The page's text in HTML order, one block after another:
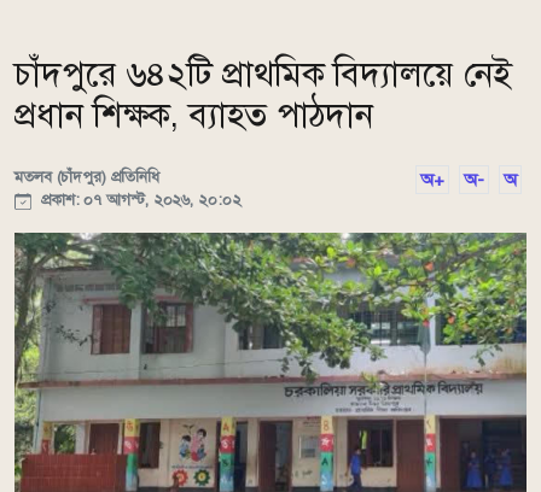
চাঁদপুরে ৬৪২টি প্রাথমিক বিদ্যালয়ে নেই
প্রধান শিক্ষক, ব্যাহত পাঠদান
মতলব (চাঁদপুর) প্রতিনিধি
প্রকাশ: ০৭ আগস্ট, ২০২৬, ২০:০২
অ+ অ- অ